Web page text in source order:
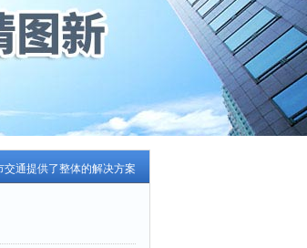
交通提供了整体的解决方案